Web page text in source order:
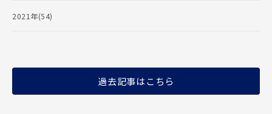
2021年(54)
過去記事はこちら